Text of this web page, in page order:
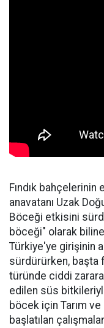
Fındık bahçelerinin
anavatanı Uzak
Böceği etkisini
böceği" olarak
Türkiye'ye girişinin
sürdürürken, başta
türünde ciddi
edilen süs
böcek için Tarım
başlatılan